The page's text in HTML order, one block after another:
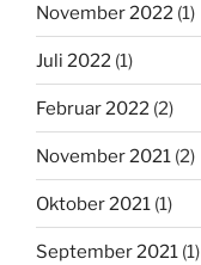
November 2022 (1)
Juli 2022 (1)
Februar 2022 (2)
November 2021 (2)
Oktober 2021 (1)
September 2021 (1)